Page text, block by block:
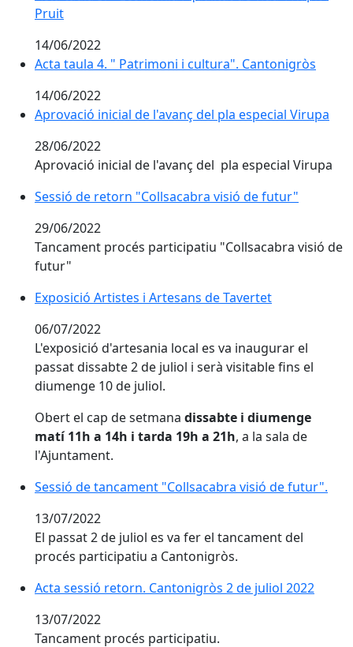
Pruit
14/06/2022
Acta taula 4. " Patrimoni i cultura". Cantonigròs
14/06/2022
Aprovació inicial de l'avanç del pla especial Virupa
28/06/2022
Aprovació inicial de l'avanç del pla especial Virupa
Sessió de retorn "Collsacabra visió de futur"
Sessió de retorn "Collsacabra visió de futur"
29/06/2022
Tancament procés participatiu "Collsacabra visió de
futur"
Exposició Artistes i Artesans de Tavertet
Exposició Artistes i Artesans de Tavertet
06/07/2022
L'exposició d'artesania local es va inaugurar el
passat dissabte 2 de juliol i serà visitable fins el
diumenge 10 de juliol.
Obert el cap de setmana dissabte i diumenge
matí 11h a 14h i tarda 19h a 21h, a la sala de
l'Ajuntament.
Sessió de tancament "Collsacabra visió de futur".
Sessió de tancament "Collsacabra visió de futur".
13/07/2022
El passat 2 de juliol es va fer el tancament del
procés participatiu a Cantonigròs.
Acta sessió retorn. Cantonigròs 2 de juliol 2022
Acta sessió retorn. Cantonigròs 2 de juliol 2022
13/07/2022
Tancament procés participatiu.